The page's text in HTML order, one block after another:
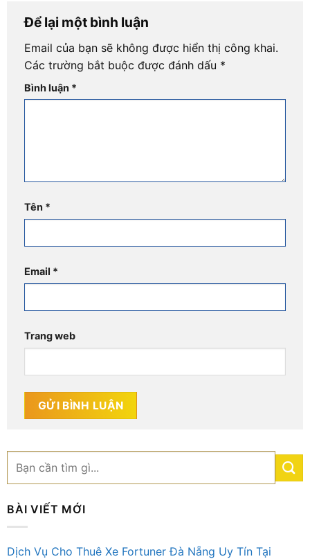
Để lại một bình luận
Email của bạn sẽ không được hiển thị công khai.
Các trường bắt buộc được đánh dấu *
Bình luận *
Tên *
Email *
Trang web
BÀI VIẾT MỚI
Dịch Vụ Cho Thuê Xe Fortuner Đà Nẵng Uy Tín Tại